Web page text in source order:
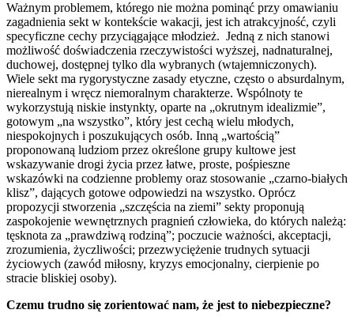
Ważnym problemem, którego nie można pominąć przy omawianiu
zagadnienia sekt w kontekście wakacji, jest ich atrakcyjność, czyli
specyficzne cechy przyciągające młodzież. Jedną z nich stanowi
możliwość doświadczenia rzeczywistości wyższej, nadnaturalnej,
duchowej, dostępnej tylko dla wybranych (wtajemniczonych).
Wiele sekt ma rygorystyczne zasady etyczne, często o absurdalnym,
nierealnym i wręcz niemoralnym charakterze. Wspólnoty te
wykorzystują niskie instynkty, oparte na „okrutnym idealizmie”,
gotowym „na wszystko”, który jest cechą wielu młodych,
niespokojnych i poszukujących osób. Inną „wartością”
proponowaną ludziom przez określone grupy kultowe jest
wskazywanie drogi życia przez łatwe, proste, pośpieszne
wskazówki na codzienne problemy oraz stosowanie „czarno-białych
klisz”, dających gotowe odpowiedzi na wszystko. Oprócz
propozycji stworzenia „szczęścia na ziemi” sekty proponują
zaspokojenie wewnętrznych pragnień człowieka, do których należą:
tęsknota za „prawdziwą rodziną”; poczucie ważności, akceptacji,
zrozumienia, życzliwości; przezwyciężenie trudnych sytuacji
życiowych (zawód miłosny, kryzys emocjonalny, cierpienie po
stracie bliskiej osoby).
Czemu trudno się zorientować nam, że jest to niebezpieczne?